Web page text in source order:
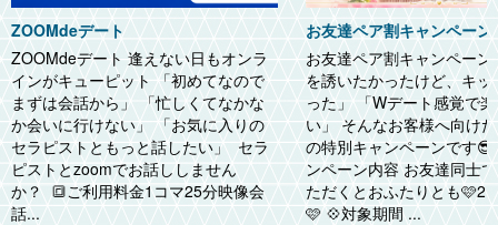
ZOOMdeデート
ZOOMdeデート 逢えない日もオンラ
インがキューピット 「初めてなので
まずは会話から」 「忙しくてなかな
か会いに行けない」 「お気に入りの
セラピストともっと話したい」 セラ
ピストとzoomでお話ししません
か？ 🔳ご利用料金1コマ25分映像会
話...
お友達ペア割キャンペーン
お友達ペア割キャンペーン
を誘いたかったけど、キッ
った」 「Wデート感覚で
い」 そんなお客様へ向け
の特別キャンペーンです
ンペーン内容 お友達同士
ただくとおふたりとも
🩷 💠対象期間 ...